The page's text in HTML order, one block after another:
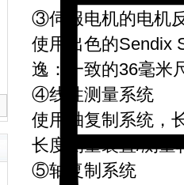
③伺服电机的电机
使用出色的Sendix
逸：一致的36毫米
④线性测量系统
使用轴复制系统，
长度测量装置/测量
⑤轴复制系统